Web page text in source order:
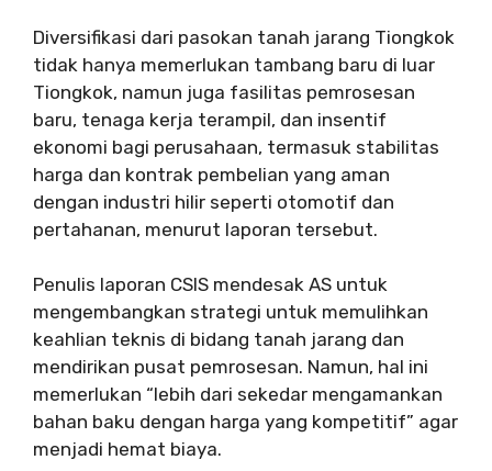
Diversifikasi dari pasokan tanah jarang Tiongkok
tidak hanya memerlukan tambang baru di luar
Tiongkok, namun juga fasilitas pemrosesan
baru, tenaga kerja terampil, dan insentif
ekonomi bagi perusahaan, termasuk stabilitas
harga dan kontrak pembelian yang aman
dengan industri hilir seperti otomotif dan
pertahanan, menurut laporan tersebut.
Penulis laporan CSIS mendesak AS untuk
mengembangkan strategi untuk memulihkan
keahlian teknis di bidang tanah jarang dan
mendirikan pusat pemrosesan. Namun, hal ini
memerlukan “lebih dari sekedar mengamankan
bahan baku dengan harga yang kompetitif” agar
menjadi hemat biaya.